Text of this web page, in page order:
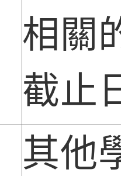
相關
截止
其他